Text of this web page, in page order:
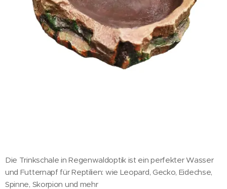
Die Trinkschale in Regenwaldoptik ist ein perfekter Wasser
und Futternapf für Reptilien: wie Leopard, Gecko, Eidechse,
Spinne, Skorpion und mehr